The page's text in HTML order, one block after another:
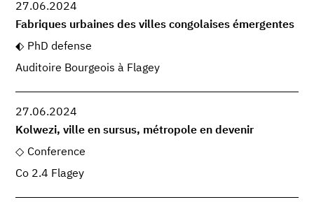
27.06.2024
Fabriques urbaines des villes congolaises émergentes
PhD defense
Auditoire Bourgeois à Flagey
27.06.2024
Kolwezi, ville en sursus, métropole en devenir
Conference
Co 2.4 Flagey